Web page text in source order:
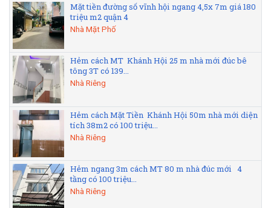
Mặt tiền đường số vĩnh hội ngang 4,5x 7m giá 180
triệu m2 quận 4
Nhà Mặt Phố
Hẻm cách MT Khánh Hội 25 m nhà mới đúc bê
tông 3T có 139...
Nhà Riêng
Hẻm cách Mặt Tiền Khánh Hội 50m nhà mới diện
tích 38m2 có 100 triệu...
Nhà Riêng
Hẻm ngang 3m cách MT 80 m nhà đúc mới 4
tầng có 100 triệu...
Nhà Riêng